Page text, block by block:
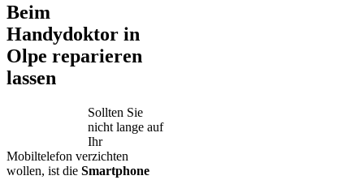
Beim
Handydoktor in
Olpe reparieren
lassen
Sollten Sie
nicht lange auf
Ihr
Mobiltelefon verzichten
wollen, ist die Smartphone